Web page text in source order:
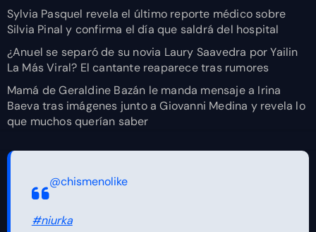
Sylvia Pasquel revela el último reporte médico sobre
Silvia Pinal y confirma el día que saldrá del hospital
¿Anuel se separó de su novia Laury Saavedra por Yailin
La Más Viral? El cantante reaparece tras rumores
Mamá de Geraldine Bazán le manda mensaje a Irina
Baeva tras imágenes junto a Giovanni Medina y revela lo
que muchos querían saber
@chismenolike
#niurka